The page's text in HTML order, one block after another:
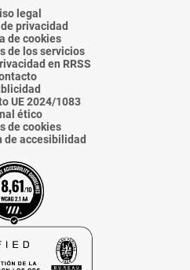
AlmeríaAlmería
Almería
legal
privacidad
de cookies
de los servicios
en RRSS
UE 2024/1083
ético
de cookies
de accesibilidad